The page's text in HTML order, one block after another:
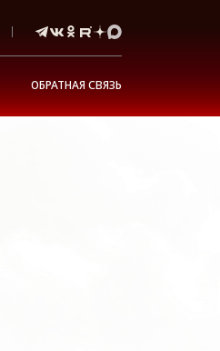
ОБРАТНАЯ СВЯЗЬ